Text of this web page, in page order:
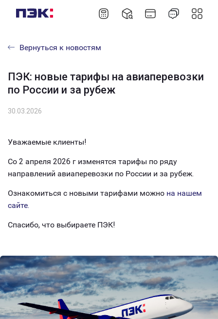
Вернуться к новостям
ПЭК: новые тарифы на авиаперевозки
по России и за рубеж
30.03.2026
Уважаемые клиенты!
Со 2 апреля 2026 г изменятся тарифы по ряду
направлений авиаперевозки по России и за рубеж.
Ознакомиться с новыми тарифами можно на нашем
сайте.
Спасибо, что выбираете ПЭК!